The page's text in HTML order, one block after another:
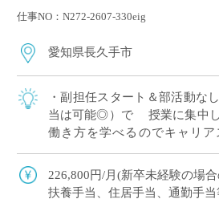
仕事NO：N272-2607-330eig
愛知県長久手市
・副担任スタート＆部活動な
当は可能◎）で 授業に集中
働き方を学べるのでキャリ
リ！ ・「期限付き専任教諭」
としての登用が前提のご採用
226,800円/月(新卒未経験の場
扶養手当、住居手当、通勤手当